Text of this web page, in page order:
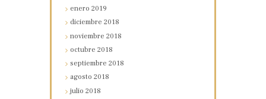
enero2019
diciembre2018
noviembre2018
octubre2018
septiembre2018
agosto2018
julio2018